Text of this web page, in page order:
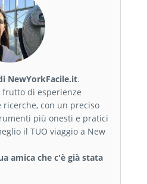
NewYorkFacile.it.
frutto di esperienze
con un preciso
più onesti e pratici
il TUO viaggio a New
amica che c'è già stata